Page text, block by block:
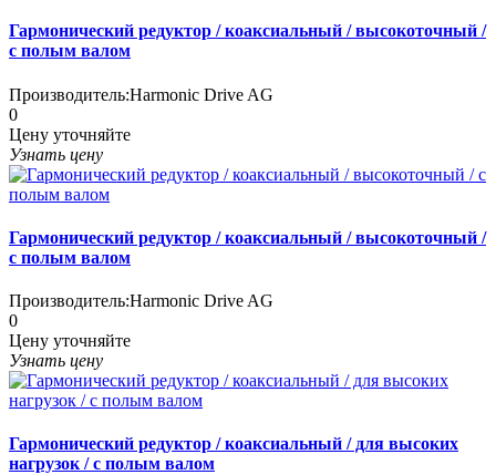
Гармонический редуктор / коаксиальный / высокоточный /
с полым валом
Производитель:Harmonic Drive AG
0
Цену уточняйте
Узнать цену
Гармонический редуктор / коаксиальный / высокоточный /
с полым валом
Производитель:Harmonic Drive AG
0
Цену уточняйте
Узнать цену
Гармонический редуктор / коаксиальный / для высоких
нагрузок / с полым валом